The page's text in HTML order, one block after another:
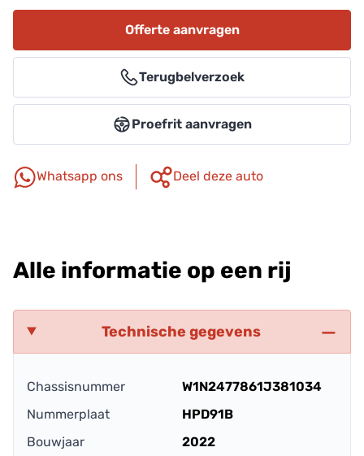
Offerte aanvragen
Terugbelverzoek
Proefrit aanvragen
Whatsapp ons Deel deze auto
Alle informatie op een rij
Technische gegevens
Chassisnummer
W1N2477861J381034
Nummerplaat
HPD91B
Bouwjaar
2022